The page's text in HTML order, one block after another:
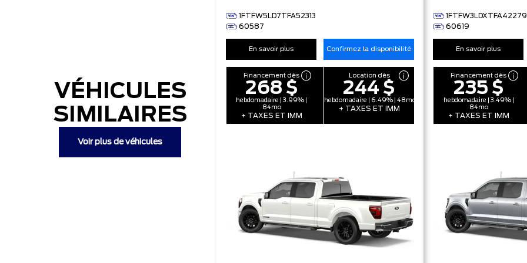
VÉHICULES
SIMILAIRES
Voir plus de véhicules
1FTFW5LD7TFA52313
60587
En savoir plus Confirmez la disponibilité
Financement dès
268 $
hebdomadaire | 3.99% |
84mo
+ TAXES ET IMM
Location dès
244 $
hebdomadaire | 6.49% | 48mo
+ TAXES ET IMM
1FTFW3LDXTFA42279
60619
En savoir plus
Financement dès
235 $
hebdomadaire | 3.49% |
84mo
+ TAXES ET IMM